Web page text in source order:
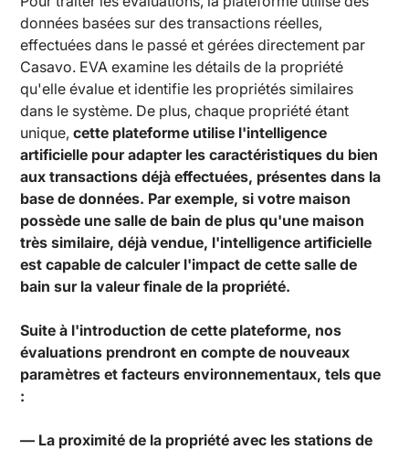
données basées sur des transactions réelles,
effectuées dans le passé et gérées directement par
Casavo. EVA examine les détails de la propriété
qu'elle évalue et identifie les propriétés similaires
dans le système. De plus, chaque propriété étant
unique,cette plateforme utilise l'intelligence
artificielle pour adapter les caractéristiques du bien
aux transactions déjà effectuées, présentes dans la
base de données. Par exemple, si votre maison
possède une salle de bain de plus qu'une maison
très similaire, déjà vendue, l'intelligence artificielle
est capable de calculer l'impact de cette salle de
bain sur la valeur finale de la propriété.
Suite à l'introduction de cette plateforme, nos
évaluations prendront en compte de nouveaux
paramètres et facteurs environnementaux, tels que
:
— La proximité de la propriété avec les stations de